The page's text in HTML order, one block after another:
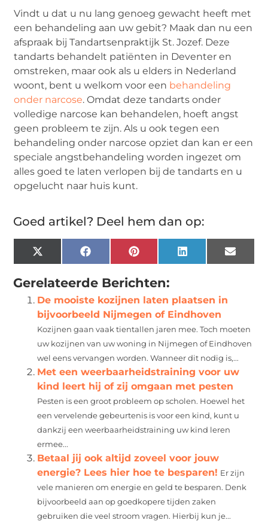
Vindt u dat u nu lang genoeg gewacht heeft met
een behandeling aan uw gebit? Maak dan nu een
afspraak bij Tandartsenpraktijk St. Jozef. Deze
tandarts behandelt patiënten in Deventer en
omstreken, maar ook als u elders in Nederland
woont, bent u welkom voor een behandeling
onder narcose. Omdat deze tandarts onder
volledige narcose kan behandelen, hoeft angst
geen probleem te zijn. Als u ook tegen een
behandeling onder narcose opziet dan kan er een
speciale angstbehandeling worden ingezet om
alles goed te laten verlopen bij de tandarts en u
opgelucht naar huis kunt.
Goed artikel? Deel hem dan op:
X
(Twitter)
FacebookPinterest LinkedIn Email
Gerelateerde Berichten:
De mooiste kozijnen laten plaatsen in
bijvoorbeeld Nijmegen of Eindhoven
Kozijnen gaan vaak tientallen jaren mee. Toch moeten
uw kozijnen van uw woning in Nijmegen of Eindhoven
wel eens vervangen worden. Wanneer dit nodig is,...
Met een weerbaarheidstraining voor uw
kind leert hij of zij omgaan met pesten
Pesten is een groot probleem op scholen. Hoewel het
een vervelende gebeurtenis is voor een kind, kunt u
dankzij een weerbaarheidstraining uw kind leren
ermee...
Betaal jij ook altijd zoveel voor jouw
energie? Lees hier hoe te besparen! Er zijn
vele manieren om energie en geld te besparen. Denk
bijvoorbeeld aan op goedkopere tijden zaken
gebruiken die veel stroom vragen. Hierbij kun je...